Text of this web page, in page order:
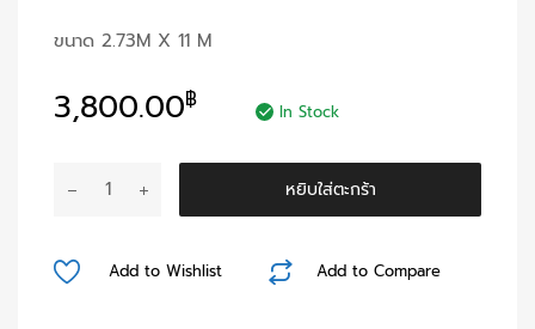
ขนาด 2.73M X 11 M
3,800.00฿ In Stock
จำนวน
Seamless
หยิบใส่ตะกร้า
Add to Compare
Add to Wishlist